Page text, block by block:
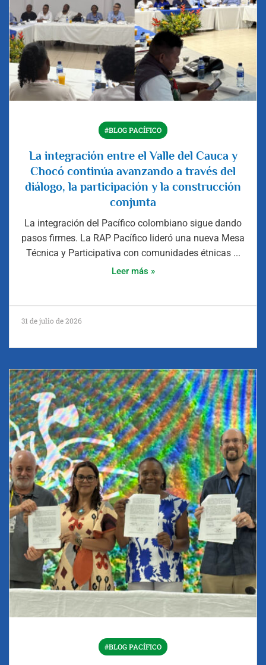
#BLOG PACÍFICO
La integración entre el Valle del Cauca y
Chocó continúa avanzando a través del
diálogo, la participación y la construcción
conjunta
La integración del Pacífico colombiano sigue dando
pasos firmes. La RAP Pacífico lideró una nueva Mesa
Técnica y Participativa con comunidades étnicas ...
Leer más »
31 de julio de 2026
#BLOG PACÍFICO